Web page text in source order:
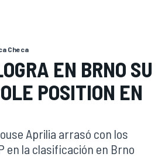
Checa
EN BRNO SU
POSITION EN
Aprilia arrasó con los
en la clasificación en Brno